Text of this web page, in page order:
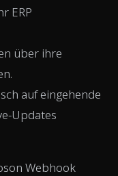
ERP
über ihre
auf eingehende
Updates
Webhook